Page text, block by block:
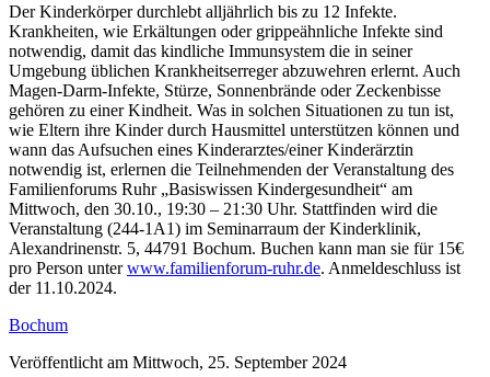
Der Kinderkörper durchlebt alljährlich bis zu 12 Infekte.
Krankheiten, wie Erkältungen oder grippeähnliche Infekte sind
notwendig, damit das kindliche Immunsystem die in seiner
Umgebung üblichen Krankheitserreger abzuwehren erlernt. Auch
Magen-Darm-Infekte, Stürze, Sonnenbrände oder Zeckenbisse
gehören zu einer Kindheit. Was in solchen Situationen zu tun ist,
wie Eltern ihre Kinder durch Hausmittel unterstützen können und
wann das Aufsuchen eines Kinderarztes/einer Kinderärztin
notwendig ist, erlernen die Teilnehmenden der Veranstaltung des
Familienforums Ruhr „Basiswissen Kindergesundheit“ am
Mittwoch, den 30.10., 19:30 – 21:30 Uhr. Stattfinden wird die
Veranstaltung (244-1A1) im Seminarraum der Kinderklinik,
Alexandrinenstr. 5, 44791 Bochum. Buchen kann man sie für 15€
pro Person unterwww.familienforum-ruhr.de. Anmeldeschluss ist
der 11.10.2024.
Bochum
Veröffentlicht am Mittwoch, 25. September 2024